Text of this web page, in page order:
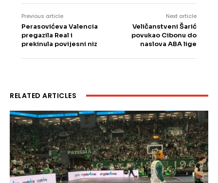
Previous article
Perasovićeva Valencia
pregazila Real i
prekinula povijesni niz
Next article
Veličanstveni Šarić
povukao Cibonu do
naslova ABA lige
RELATED ARTICLES